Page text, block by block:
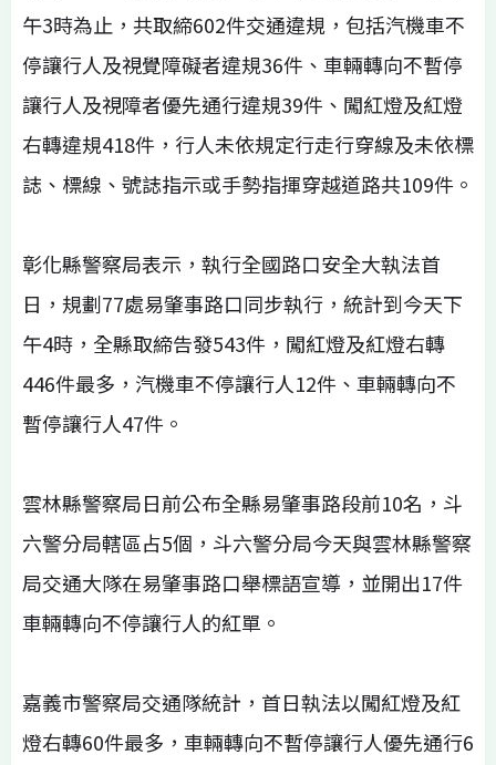
午3時為止，共取締602件交通違規，包括汽機車不
停讓行人及視覺障礙者違規36件、車輛轉向不暫停
讓行人及視障者優先通行違規39件、闖紅燈及紅燈
右轉違規418件，行人未依規定行走行穿線及未依標
誌、標線、號誌指示或手勢指揮穿越道路共109件。
彰化縣警察局表示，執行全國路口安全大執法首
日，規劃77處易肇事路口同步執行，統計到今天下
午4時，全縣取締告發543件，闖紅燈及紅燈右轉
446件最多，汽機車不停讓行人12件、車輛轉向不
暫停讓行人47件。
雲林縣警察局日前公布全縣易肇事路段前10名，斗
六警分局轄區占5個，斗六警分局今天與雲林縣警察
局交通大隊在易肇事路口舉標語宣導，並開出17件
車輛轉向不停讓行人的紅單。
嘉義市警察局交通隊統計，首日執法以闖紅燈及紅
燈右轉60件最多，車輛轉向不暫停讓行人優先通行6